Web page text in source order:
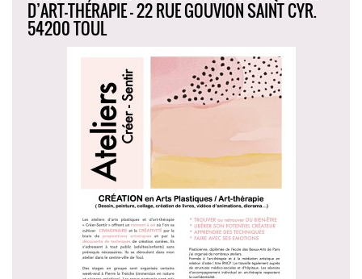
D’ART-THÉRAPIE - 22 RUE GOUVION SAINT CYR.
54200 TOUL